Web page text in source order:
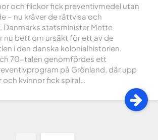
och flickor fick preventivmedel utan
– nu kräver de rättvisa och
Danmarks statsminister Mette
nu bett om ursäkt för ett av de
i den danska kolonialhistorien.
70-talen genomfördes ett
på Grönland, där upp
kvinnor fick spiral…